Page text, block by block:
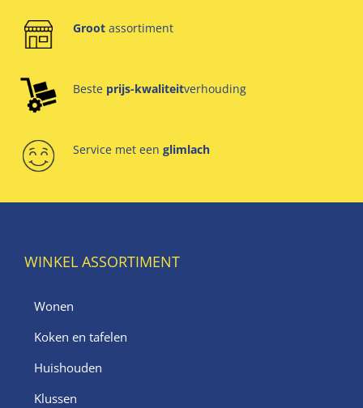
Groot assortiment
Beste prijs-kwaliteitverhouding
Service met een glimlach
WINKEL ASSORTIMENT
Wonen
Koken en tafelen
Huishouden
Klussen